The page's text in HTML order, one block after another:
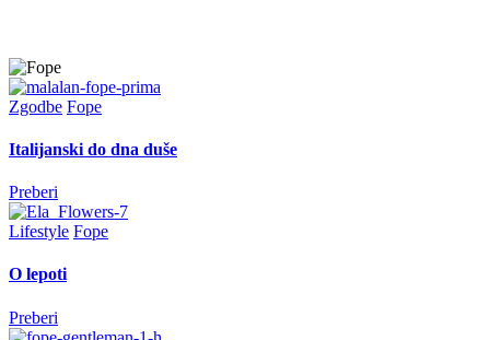
Zgodbe Fope
Italijanski do dna duše
Preberi
Lifestyle Fope
O lepoti
Preberi